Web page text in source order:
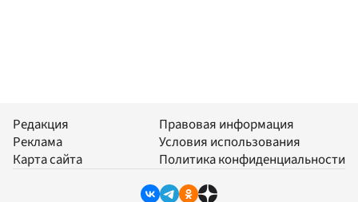
Редакция
Реклама
Карта сайта
Правовая информация
Условия использования
Политика конфиденциальности